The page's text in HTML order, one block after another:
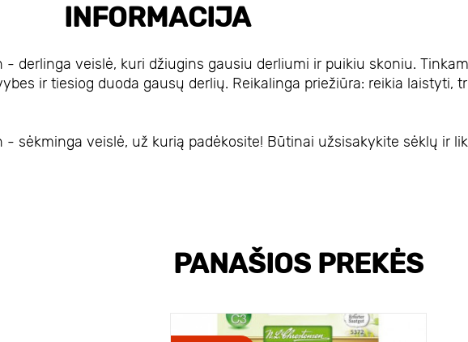
INFORMACIJA
- derlinga veislė, kuri džiugins gausiu derliumi ir puikiu skoniu.
ir tiesiog duoda gausų derlių. Reikalinga priežiūra: reikia laistyti,
- sėkminga veislė, už kurią padėkosite! Būtinai užsisakykite sėklų ir
PANAŠIOS PREKĖS